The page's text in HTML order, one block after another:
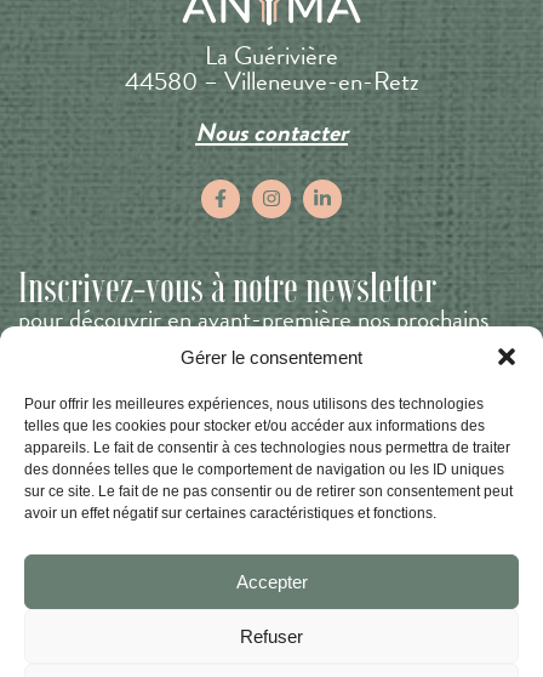
Gérer le consentement
Pour offrir les meilleures expériences, nous utilisons des technologies
telles que les cookies pour stocker et/ou accéder aux informations des
appareils. Le fait de consentir à ces technologies nous permettra de traiter
des données telles que le comportement de navigation ou les ID uniques
sur ce site. Le fait de ne pas consentir ou de retirer son consentement peut
avoir un effet négatif sur certaines caractéristiques et fonctions.
Accepter
Refuser
La Guérivière
44580 – Villeneuve-en-Retz
Nous contacter
Inscrivez-vous à notre newsletter
pour découvrir en avant-première nos prochains
E-
mail
(Nécessaire)
Nom
(Nécessaire)
Prénom
Nom